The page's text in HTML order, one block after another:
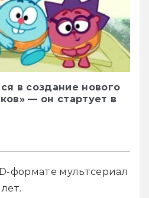
в создание нового
— он стартует в
формате мультсериал